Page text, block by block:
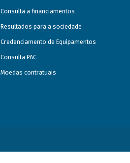
Consulta a financiamentos
Resultados para a sociedade
Credenciamento de Equipamentos
Consulta PAC
Moedas contratuais